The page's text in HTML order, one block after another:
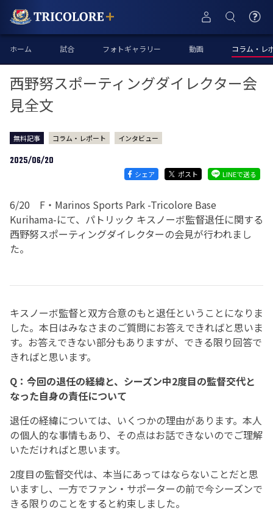
ホーム 試合 フォトギャラリー 動画 コラム・レ
西野努スポーティングダイレクター会
見全文
無料記事 コラム・レポート インタビュー
2025/06/20
シェア ポスト LINEで送る
6/20 F・Marinos Sports Park -Tricolore Base
Kurihama-にて、パトリック キスノーボ監督退任に関する
西野努スポーティングダイレクターの会見が行われまし
た。
キスノーボ監督と双方合意のもと退任ということになりま
した。本日はみなさまのご質問にお答えできればと思いま
す。お答えできない部分もありますが、できる限り回答で
きればと思います。
Q：今回の退任の経緯と、シーズン中2度目の監督交代と
なった自身の責任について
退任の経緯については、いくつかの理由があります。本人
の個人的な事情もあり、その点はお話できないのでご理解
いただければと思います。
2度目の監督交代は、本当にあってはならないことだと思
いますし、一方でファン・サポーターの前で今シーズンで
きる限りのことをすると約束しました。